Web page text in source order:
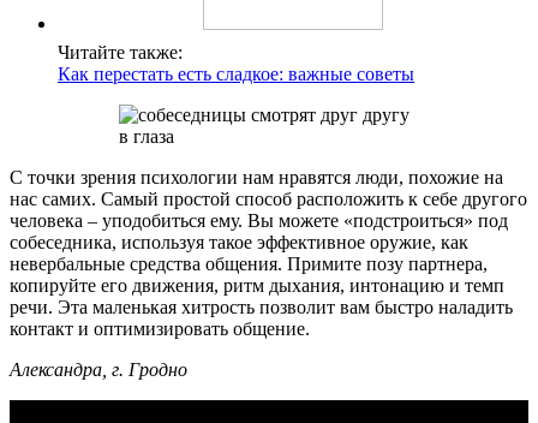
Читайте также:
Как перестать есть сладкое: важные советы
С точки зрения психологии нам нравятся люди, похожие на
нас самих. Самый простой способ расположить к себе другого
человека – уподобиться ему. Вы можете «подстроиться» под
собеседника, используя такое эффективное оружие, как
невербальные средства общения. Примите позу партнера,
копируйте его движения, ритм дыхания, интонацию и темп
речи. Эта маленькая хитрость позволит вам быстро наладить
контакт и оптимизировать общение.
Александра, г. Гродно